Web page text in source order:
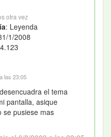
otra vez
: Leyenda
1/2008
las 23:05
el tema
pantalla, asique
se pusiese mas